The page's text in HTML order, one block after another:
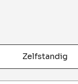
Zelfstandig